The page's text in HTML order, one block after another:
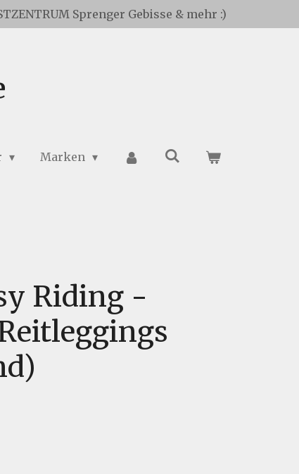
Sprenger Gebisse & mehr :)
Marken
Riding -